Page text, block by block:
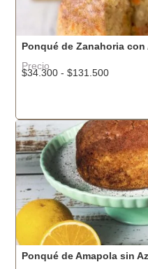
Ponqué de Zanahoria
Precio
$34.300 -$131.500
Ponqué de Amapola sin